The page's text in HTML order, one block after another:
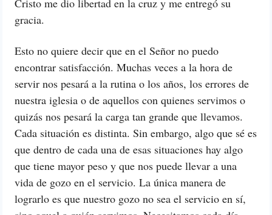
Cristo me dio libertad en la cruz y me entregó su
gracia.
Esto no quiere decir que en el Señor no puedo
encontrar satisfacción. Muchas veces a la hora de
servir nos pesará a la rutina o los años, los errores de
nuestra iglesia o de aquellos con quienes servimos o
quizás nos pesará la carga tan grande que llevamos.
Cada situación es distinta. Sin embargo, algo que sé es
que dentro de cada una de esas situaciones hay algo
que tiene mayor peso y que nos puede llevar a una
vida de gozo en el servicio. La única manera de
lograrlo es que nuestro gozo no sea el servicio en sí,